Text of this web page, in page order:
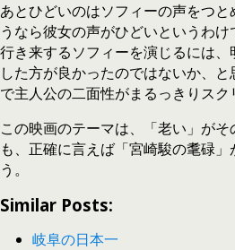
あとひどいのはソフィーの声をつ
うなら彼女の声がひどいというわ
行き来するソフィーを演じるには
した方が良かったのではないか、
で主人公の二面性がまるっきりスク
この映画のテーマは、「老い」が
も、正確に言えば「宮崎駿の耄碌
う。
Similar Posts:
岐阜の日本一